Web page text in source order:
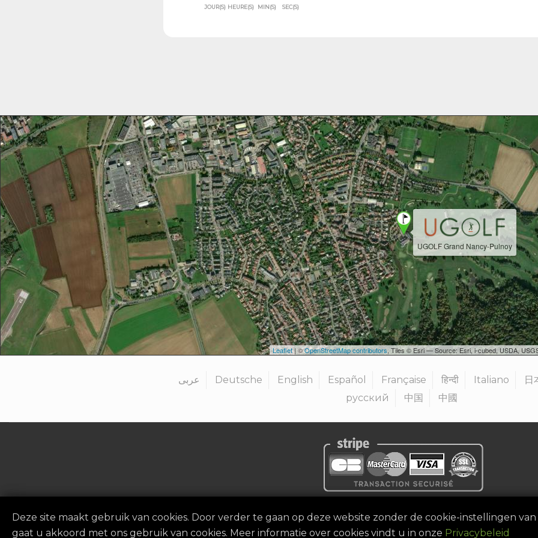
JOUR(S) HEURE(S) MIN(S) SEC(S)
UGOLF Grand Nancy-Pulnoy
Leaflet| ©OpenStreetMap contributors , Tiles © Esri — Source: Esri, i-cubed, USDA,
عربى Deutsche English Español Française हिन्दी Italiano
日
русский
中国 中國
Deze site maakt gebruik van cookies. Door verder te gaan op deze website zonder de cookie-instellingen
gaat u akkoord met ons gebruik van cookies. Meer informatie over cookies vindt u in onze Privacybeleid
©2026 Golf Competitions @DigitalEventSystem